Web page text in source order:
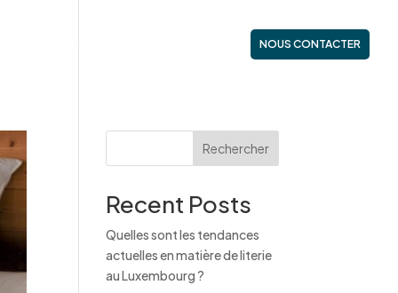
NOUS CONTACTER
Rechercher
Recent Posts
Quelles sont les tendances
actuelles en matière de literie
au Luxembourg ?